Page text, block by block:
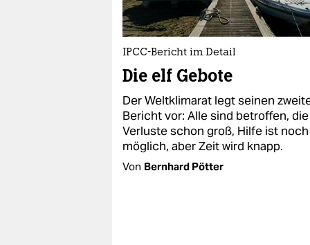
IPCC-Bericht im Detail
Die elf Gebote
Der Weltklimarat legt seinen
Bericht vor: Alle sind betroffen, die
Verluste schon groß, Hilfe ist noch
möglich, aber Zeit wird knapp.
Von Bernhard Pötter